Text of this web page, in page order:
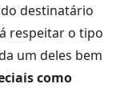
destinatário
respeitar o tipo
um deles bem
como